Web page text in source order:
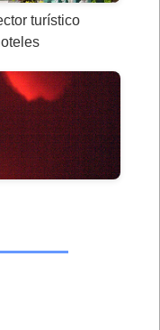
turístico